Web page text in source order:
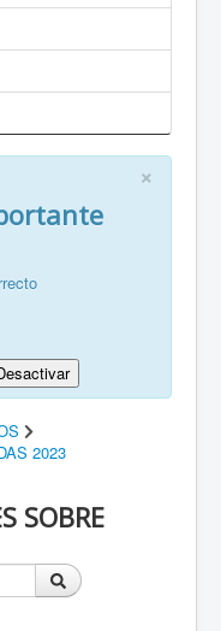
×
2023
SOBRE